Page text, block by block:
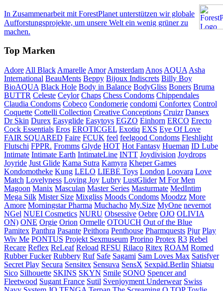
In Zusammenarbeit mit ForestPlanet unterstützen wir globale
Aufforstungsprojekte, um unsere Welt ein wenig grüner zu
machen.
Top Marken
Adore All Black Amarelle Amor Amsterdam Anos AQUA Asha
International BeauMents Beppy Bijoux Indiscrets Billy Boy
BioAQUA Black Hole Body in Balance BodyGliss Boners Bruma
BUTTR Celeste Ceylor Chaps Chess Condoms Chippendales
Claudia Condoms Cobeco Condomerie condomi Confortex Control
Coquette Cottelli Collection Creative Conceptions Cruizr Dansex
Dr Skin Durex Easyglide Easytoys EGZO Einhorn ERCO Erecto
Cock Essentials Eros EROTICGEL Exotiq EXS Eye Of Love
FAIR SQUARED Faire FCUK feel feelgood Condoms Fleshlight
Flutschi FPPR. Fromms Glyde HOT Hot Fantasy Hueman ID Lube
Intimate Intimate Earth IntimateLine INTT Joydivision Joydrops
Joyride Just Glide Kama Sutra Kamyra Kheper Games
Kondomotheke Kung LELO LIEBE Toys London Loovara Love
Match Lovelyness Loving Joy Lubry LustGlider M For Men
Magoon Manix Masculan Master Series Masturmate MedIntim
Mega Silk Mister Size Mixgliss Moods Condoms Moodzz More
Amore Morningstar Pharma Muchacho My.Size MyOne nevernot
NGel NUEI Cosmetics NURU Obsessive Oebre OJO OLIVIA
ON) ONE Orgie Orion Ormelle OTOUCH Out of the Blue
Pamitex Panthra Pasante Peithora Penthouse Pharmquests Pjur Play
Wiv Me PONTUS Projekt Sexmuseum Prorino Protex R3 Rebel
Recare Reflex ReLeaf Reload RFSU Rilaco Ritex ROAM Romed
Rubber Fucker Rubbery Ruf Safe Sagami Sam Loves Max Satisfyer
Secret Play Secura Sensitex Sensuva SensX Sexpäd.Berlin Shiatsu
Sico Silhouette SKINS SKYN Smile SONO Spencer and
Fleetwood Sugant France Sutil Svenjoyment Underwear Swiss